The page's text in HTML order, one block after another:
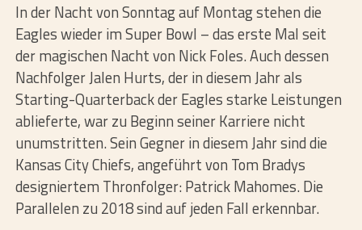
In der Nacht von Sonntag auf Montag stehen die
Eagles wieder im Super Bowl – das erste Mal seit
der magischen Nacht von Nick Foles. Auch dessen
Nachfolger Jalen Hurts, der in diesem Jahr als
Starting-Quarterback der Eagles starke Leistungen
ablieferte, war zu Beginn seiner Karriere nicht
unumstritten. Sein Gegner in diesem Jahr sind die
Kansas City Chiefs, angeführt von Tom Bradys
designiertem Thronfolger: Patrick Mahomes. Die
Parallelen zu 2018 sind auf jeden Fall erkennbar.